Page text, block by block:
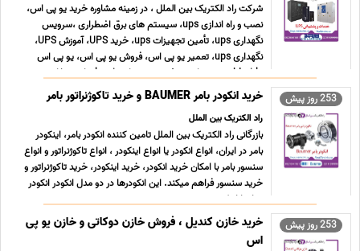
شرکت راد الکتریک بین الملل ، در زمینه مشاوره خرید یو پی اس،
نصب و راه اندازی ups، سیستم های برق اضطراری ،سرویس
نگهداری ups، تأمین تجهیزات ups، خرید UPS، آموزش UPS،
نگهداری ups، تعمیر یو پی اس، فروش یو پی اس، یو پی اس
chloride، یو پی اس gutor، یو پی اس borri، تامین خازن یو پی
اس و ... ...
253 روز پیش خرید انکودر بامر BAUMER و خرید تاکوژنراتور بامر
راد الکتریک بین الملل
بازرگانی راد الکتریک بین الملل تامین کننده انکودر بامر، اینکودر
بامر در ایران، انواع انکودر یا انواع اینکودر ، انواع تاکوژنراتور و انواع
سنسور بامر با امکان خرید انکودر، خرید اینکودر، خرید تاکوژنراتور و
خرید سنسور فراهم میکند. این انکودرها در دو مدل انکودر انکودر
دوار یا اینکودر ... ...
253 روز پیش
خرید خازن کندیل ، فروش خازن دوکاتی و خازن یو پی
اس